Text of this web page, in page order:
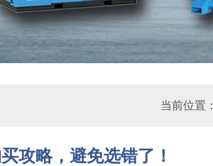
当前位置：
攻略，避免选错了！